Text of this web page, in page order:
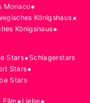
Monaco•
Königshaus•
Königshaus•
Stars•Schlagerstars
Stars•
Stars
Film Liebe